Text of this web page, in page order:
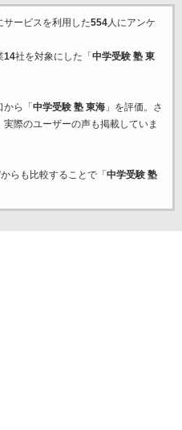
サービスを利用した554人にアンケ
14社を対象にした「 中学受験 塾 東
ら「 中学受験 塾 東海」を評価。さ
際のユーザーの声も掲載していま
らも比較することで「 中学受験 塾